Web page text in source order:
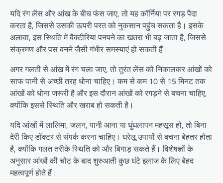
यदि रंग लेंस और आंख के बीच फंस जाए, तो यह कॉर्निया पर रगड़ पैदा
करता है, जिससे उसकी ऊपरी परत को नुकसान पहुंच सकता है। इसके
अलावा, इस स्थिति में बैक्टीरिया पनपने का खतरा भी बढ़ जाता है, जिससे
संक्रमण और पस बनने जैसी गंभीर समस्याएं हो सकती हैं।
अगर गलती से आंख में रंग चला जाए, तो तुरंत लेंस को निकालकर आंखों को
साफ पानी से अच्छी तरह धोना चाहिए। कम से कम 10 से 15 मिनट तक
आंखों को धोना जरूरी है और इस दौरान आंखों को रगड़ने से बचना चाहिए,
क्योंकि इससे स्थिति और खराब हो सकती है।
यदि आंखों में लालिमा, जलन, पानी आना या धुंधलापन महसूस हो, तो बिना
देरी किए डॉक्टर से संपर्क करना चाहिए। घरेलू उपायों से बचना बेहतर होता
है, क्योंकि गलत तरीके स्थिति को और बिगाड़ सकते हैं। विशेषज्ञों के
अनुसार आंखों की चोट के बाद शुरुआती कुछ घंटे इलाज के लिए बेहद
महत्वपूर्ण होते हैं।